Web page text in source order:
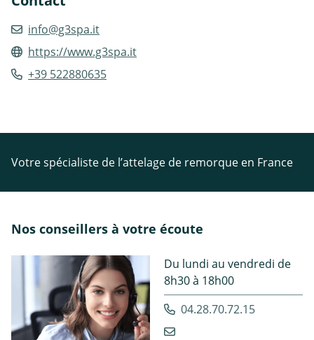
info@g3spa.it
https://www.g3spa.it
+39 522880635
Votre spécialiste de l’attelage de remorque en France
Nos conseillers à votre écoute
Du lundi au vendredi de
8h30 à 18h00
04.28.70.72.15